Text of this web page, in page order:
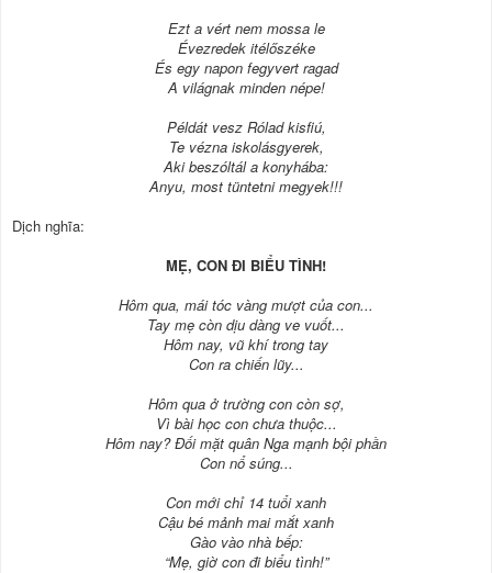
Ezt a vért nem mossa le
Évezredek itélőszéke
És egy napon fegyvert ragad
A világnak minden népe!
Példát vesz Rólad kisfiú,
Te vézna iskolásgyerek,
Aki beszóltál a konyhába:
Anyu, most tüntetni megyek!!!
Dịch nghĩa:
MẸ, CON ÐI BIỂU TÌNH!
Hôm qua, mái tóc vàng mượt của con...
Tay mẹ còn dịu dàng ve vuốt...
Hôm nay, vũ khí trong tay
Con ra chiến lũy...
Hôm qua ở trường con còn sợ,
Vì bài học con chưa thuộc...
Hôm nay? Đối mặt quân Nga mạnh bội phần
Con nổ súng...
Con mới chỉ 14 tuổi xanh
Cậu bé mảnh mai mắt xanh
Gào vào nhà bếp:
“Mẹ, giờ con đi biểu tình!”